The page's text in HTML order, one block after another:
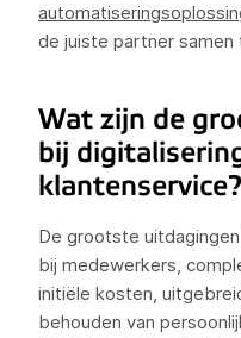
de juiste partner samen
Wat zijn de
bij
klantenservice?
De grootste
bij medewerkers,
initiële kosten,
behouden van